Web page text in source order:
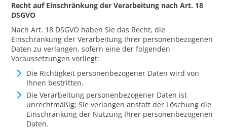
Recht auf Einschränkung der Verarbeitung nach Art. 18
DSGVO
Nach Art. 18 DSGVO haben Sie das Recht, die
Einschränkung der Verarbeitung Ihrer personenbezogenen
Daten zu verlangen, sofern eine der folgenden
Voraussetzungen vorliegt:
Die Richtigkeit personenbezogener Daten wird von
Ihnen bestritten.
Die Verarbeitung personenbezogener Daten ist
unrechtmäßig; Sie verlangen anstatt der Löschung die
Einschränkung der Nutzung Ihrer personenbezogenen
Daten.